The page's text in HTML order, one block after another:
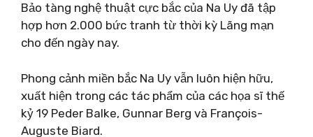
Bảo tàng nghệ thuật cực bắc của Na Uy đã tập
hợp hơn 2.000 bức tranh từ thời kỳ Lãng mạn
cho đến ngày nay.
Phong cảnh miền bắc Na Uy vẫn luôn hiện hữu,
xuất hiện trong các tác phẩm của các họa sĩ thế
kỷ 19 Peder Balke, Gunnar Berg và François-
Auguste Biard.